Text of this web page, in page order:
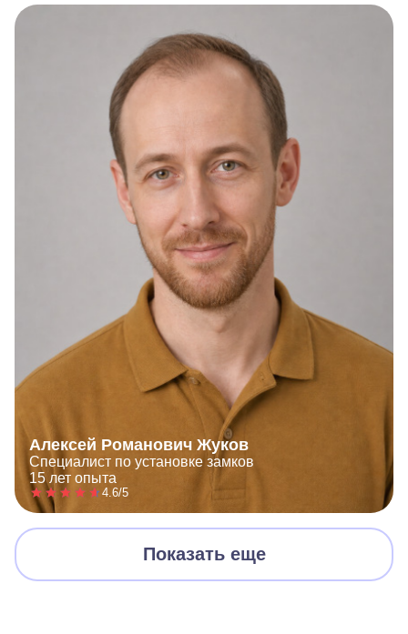
Алексей Романович Жуков
Специалист по установке замков
15 лет опыта
4.6/5
Показать еще